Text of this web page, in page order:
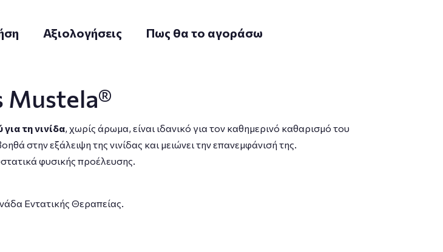
Αξιολογήσεις Πως θα το αγοράσω
Mustela®
τη νινίδα, χωρίς άρωμα, είναι ιδανικό για τον καθημερινό καθαρισμό του
στην εξάλειψη της νινίδας και μειώνει την επανεμφάνισή της.
φυσικής προέλευσης.
Εντατικής Θεραπείας.